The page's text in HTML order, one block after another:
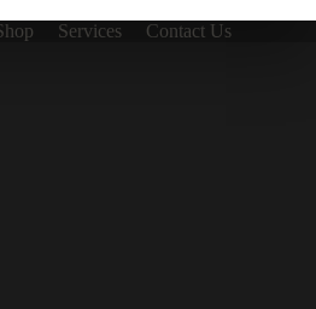
Services
Contact Us